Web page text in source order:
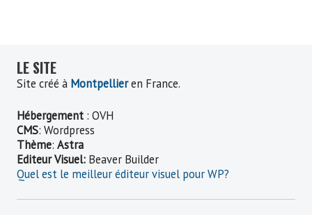
LE SITE
Site créé à Montpellieren France.
Hébergement : OVH
CMS: Wordpress
Thème: Astra
Editeur Visuel: Beaver Builder
Quel est le meilleur éditeur visuel pour WP?